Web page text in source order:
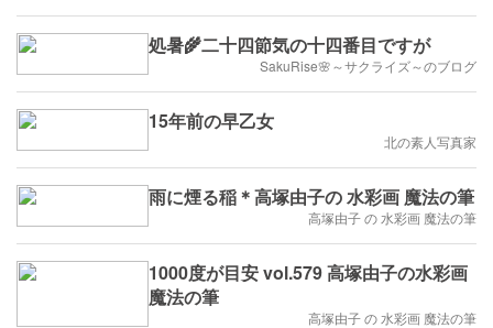
処暑🌾二十四節気の十四番目ですが
SakuRise🌸～サクライズ～のブログ
15年前の早乙女
北の素人写真家
雨に煙る稲＊高塚由子の 水彩画 魔法の筆
高塚由子 の 水彩画 魔法の筆
1000度が目安 vol.579 高塚由子の水彩画
魔法の筆
高塚由子 の 水彩画 魔法の筆